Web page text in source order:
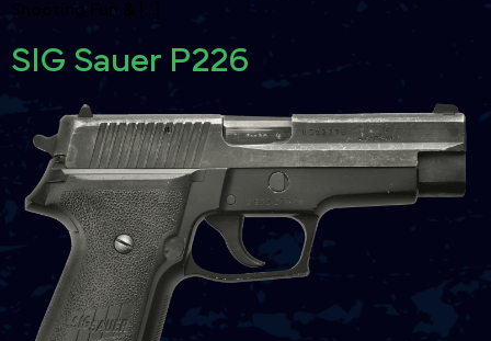
Shooting Fun & [...]
SIG Sauer P226